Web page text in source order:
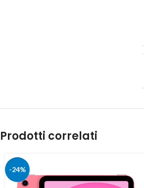
Prodotti correlati
-24%